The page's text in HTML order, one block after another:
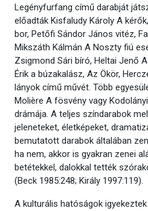
Legényfurfang című darabját
előadták Kisfaludy Károly A
bor, Petőfi Sándor János vitéz,
Mikszáth Kálmán A Noszty fiú
Zsigmond Sári bíró, Heltai Jenő
Érik a búzakalász, Az Ökör,
lányok című művét. Több
Molière A fösvény vagy
drámája. A teljes színdarabok
jeleneteket, életképeket,
bemutatott darabok általában
ha nem, akkor is gyakran zenei
betétekkel, dalokkal tették
(Beck 1985:248; Király 1997:119).
A kulturális hatóságok